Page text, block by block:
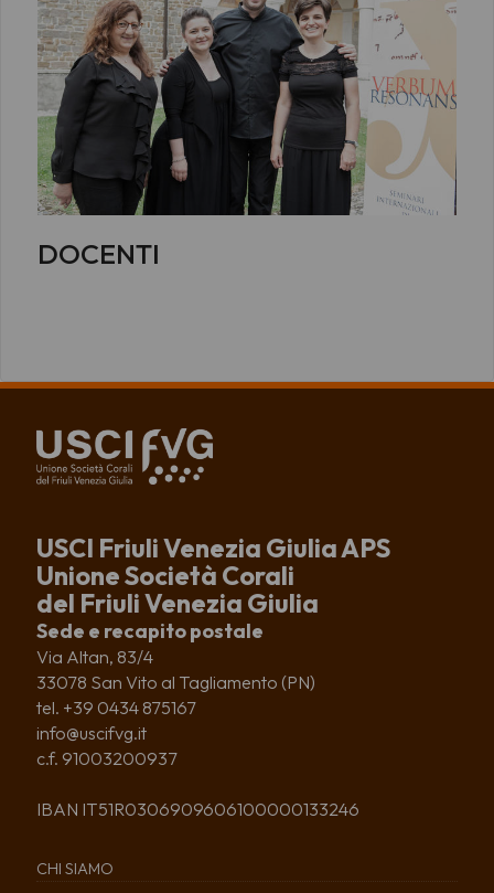
DOCENTI
USCI Friuli Venezia Giulia APS
Unione Società Corali
del Friuli Venezia Giulia
Sede e recapito postale
Via Altan, 83/4
33078 San Vito al Tagliamento (PN)
tel. +39 0434 875167
info@uscifvg.it
c.f. 91003200937
IBAN IT51R0306909606100000133246
CHI SIAMO